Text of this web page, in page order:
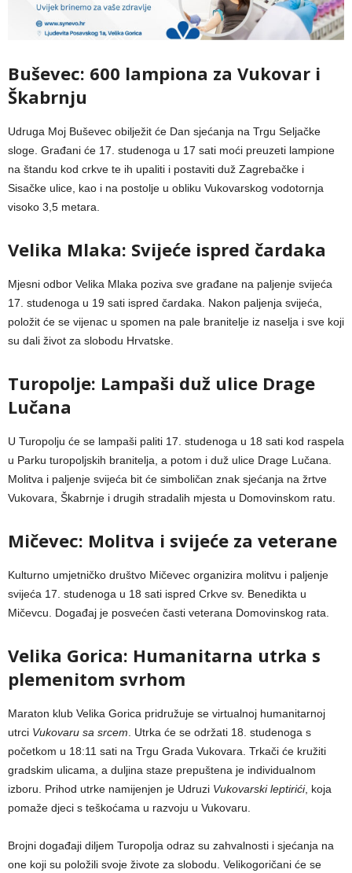
Buševec: 600 lampiona za Vukovar i
Škabrnju
Udruga Moj Buševec obilježit će Dan sjećanja na Trgu Seljačke
sloge. Građani će 17. studenoga u 17 sati moći preuzeti lampione
na štandu kod crkve te ih upaliti i postaviti duž Zagrebačke i
Sisačke ulice, kao i na postolje u obliku Vukovarskog vodotornja
visoko 3,5 metara.
Velika Mlaka: Svijeće ispred čardaka
Mjesni odbor Velika Mlaka poziva sve građane na paljenje svijeća
17. studenoga u 19 sati ispred čardaka. Nakon paljenja svijeća,
položit će se vijenac u spomen na pale branitelje iz naselja i sve koji
su dali život za slobodu Hrvatske.
Turopolje: Lampaši duž ulice Drage
Lučana
U Turopolju će se lampaši paliti 17. studenoga u 18 sati kod raspela
u Parku turopoljskih branitelja, a potom i duž ulice Drage Lučana.
Molitva i paljenje svijeća bit će simboličan znak sjećanja na žrtve
Vukovara, Škabrnje i drugih stradalih mjesta u Domovinskom ratu.
Mičevec: Molitva i svijeće za veterane
Kulturno umjetničko društvo Mičevec organizira molitvu i paljenje
svijeća 17. studenoga u 18 sati ispred Crkve sv. Benedikta u
Mičevcu. Događaj je posvećen časti veterana Domovinskog rata.
Velika Gorica: Humanitarna utrka s
plemenitom svrhom
Maraton klub Velika Gorica pridružuje se virtualnoj humanitarnoj
utrci Vukovaru sa srcem . Utrka će se održati 18. studenoga s
početkom u 18:11 sati na Trgu Grada Vukovara. Trkači će kružiti
gradskim ulicama, a duljina staze prepuštena je individualnom
izboru. Prihod utrke namijenjen je Udruzi Vukovarski leptirići, koja
pomaže djeci s teškoćama u razvoju u Vukovaru.
Brojni događaji diljem Turopolja odraz su zahvalnosti i sjećanja na
one koji su položili svoje živote za slobodu. Velikogoričani će se